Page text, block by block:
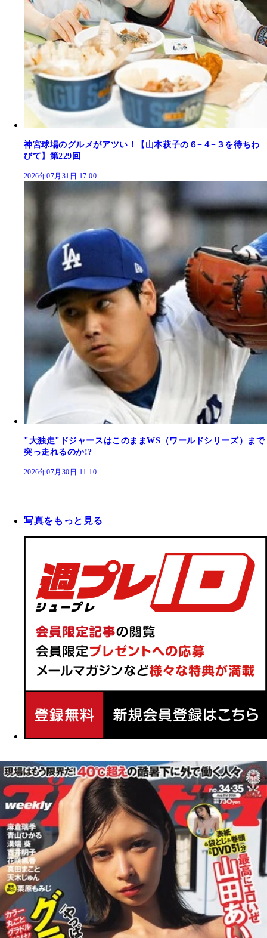
神宮球場のグルメがアツい！【山本萩子の６−４−３を待ちわ
びて】第229回
2026年07月31日 17:00
"大独走"ドジャースはこのままWS（ワールドシリーズ）まで
突っ走れるのか!?
2026年07月30日 11:10
写真をもっと見る